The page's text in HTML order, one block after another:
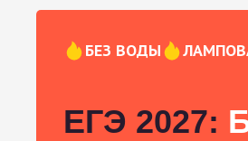
БЕЗ ВОДЫ
ЕГЭ 2027: